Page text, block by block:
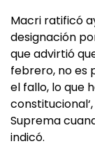
Macri ratificó
designación
que advirtió
febrero, no es
el fallo, lo que
Suprema
indicó.